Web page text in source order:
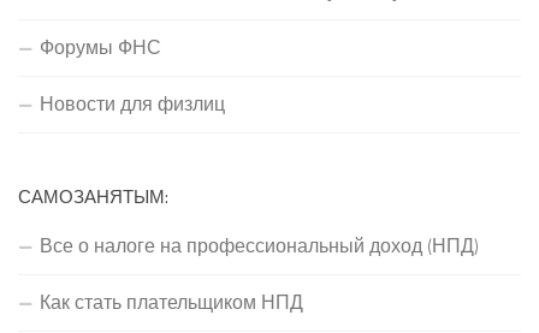
Форумы ФНС
Новости для физлиц
САМОЗАНЯТЫМ:
Все о налоге на профессиональный доход (НПД)
Как стать плательщиком НПД